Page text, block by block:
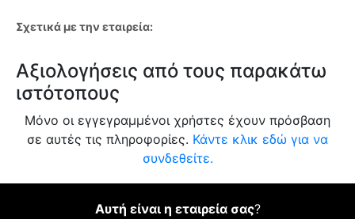
Σχετικά με την εταιρεία:
Αξιολογήσεις από τους παρακάτω
ιστότοπους
Μόνο οι εγγεγραμμένοι χρήστες έχουν πρόσβαση
σε αυτές τις πληροφορίες. Κάντε κλικ εδώ για να
συνδεθείτε.
Αυτή είναι η εταιρεία σας?